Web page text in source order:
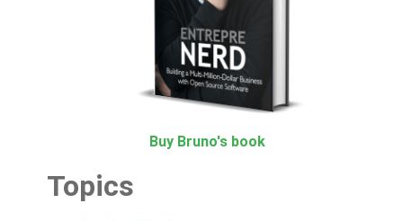
Buy Bruno's book
Topics